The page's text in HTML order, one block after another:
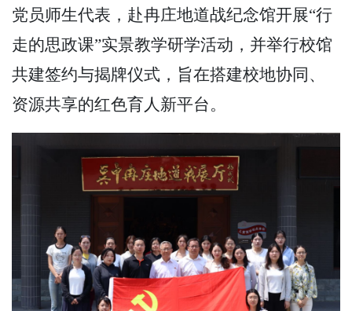
党员师生代表，赴冉庄地道战纪念馆开展“行
走的思政课”实景教学研学活动，并举行校馆
共建签约与揭牌仪式，旨在搭建校地协同、
资源共享的红色育人新平台。